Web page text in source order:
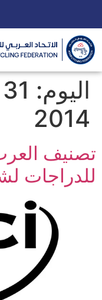
اليوم:
2014
تصنيف
للدراجات